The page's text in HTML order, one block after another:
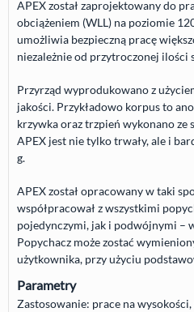
APEXzostał zaprojektowany do
obciążeniem (WLL) na poziomie
umożliwia bezpieczną pracę
niezależnie od przytroczonej ilości
Przyrząd wyprodukowano z
jakości. Przykładowo korpus to
krzywka oraz trzpień wykonano ze
APEX jest nie tylko trwały, ale i
g.
APEXzostał opracowany w taki
współpracował z wszystkimi
pojedynczymi, jak i podwójnymi –
Popychacz może zostać
użytkownika, przy użyciu
Parametry
Zastosowanie: prace na